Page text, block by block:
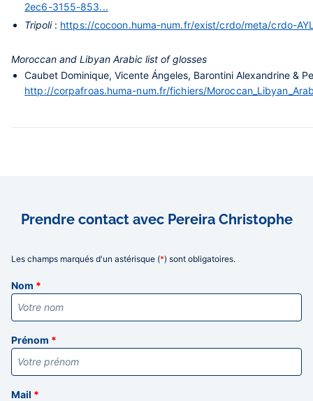
2ec6-3155-853...
Tripoli: https://cocoon.huma-num.fr/exist/crdo/meta/crdo-
Moroccan and Libyan Arabic list of glosses
Caubet Dominique, Vicente Ángeles, Barontini Alexandrine &
http://corpafroas.huma-num.fr/fichiers/
Prendre contact avec Pereira Christophe
Les champs marqués d'un astérisque (*) sont obligatoires.
Nom *
Prénom *
Mail *